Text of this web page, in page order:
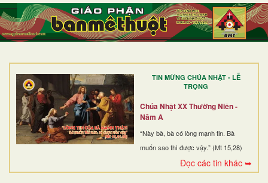
TIN MỪNG CHÚA NHẬT - LỄ
TRỌNG
Chúa Nhật XX Thường Niên -
Năm A
“Này bà, bà có lòng mạnh tin. Bà
muốn sao thì được vậy.” (Mt 15,28)
Đọc các tin khác ➥
TRANG NHẤT
GIỚI THIỆU
DÒNG TU
BAN MỤC VỤ
ĐOÀN THỂ CG
ĐIỂM HÀNH HƯƠNG